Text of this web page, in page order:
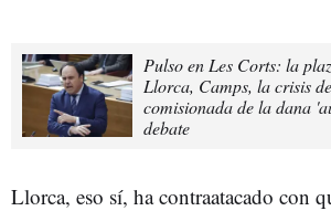
Pulso en Les Corts: la
Llorca, Camps, la crisis
comisionada de la dana
debate
Llorca, eso sí, ha contraatacado con